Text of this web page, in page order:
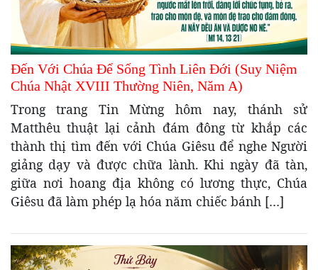
Đến Với Chúa Để Sống Tình Liên Đới (Suy Niệm
Chúa Nhật XVIII Thường Niên, Năm A)
Trong trang Tin Mừng hôm nay, thánh sử
Matthêu thuật lại cảnh đám đông từ khắp các
thành thị tìm đến với Chúa Giêsu để nghe Người
giảng dạy và được chữa lành. Khi ngày đã tàn,
giữa nơi hoang địa không có lương thực, Chúa
Giêsu đã làm phép lạ hóa năm chiếc bánh […]